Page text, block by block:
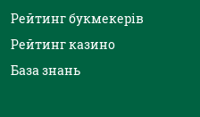
Рейтинг букмекерів
Рейтинг казино
База знань